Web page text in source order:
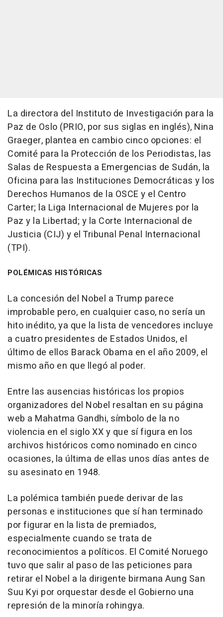
La directora del Instituto de Investigación para la
Paz de Oslo (PRIO, por sus siglas en inglés), Nina
Graeger, plantea en cambio cinco opciones: el
Comité para la Protección de los Periodistas, las
Salas de Respuesta a Emergencias de Sudán, la
Oficina para las Instituciones Democráticas y los
Derechos Humanos de la OSCE y el Centro
Carter; la Liga Internacional de Mujeres por la
Paz y la Libertad; y la Corte Internacional de
Justicia (CIJ) y el Tribunal Penal Internacional
(TPI).
POLÉMICAS HISTÓRICAS
La concesión del Nobel a Trump parece
improbable pero, en cualquier caso, no sería un
hito inédito, ya que la lista de vencedores incluye
a cuatro presidentes de Estados Unidos, el
último de ellos Barack Obama en el año 2009, el
mismo año en que llegó al poder.
Entre las ausencias históricas los propios
organizadores del Nobel resaltan en su página
web a Mahatma Gandhi, símbolo de la no
violencia en el siglo XX y que sí figura en los
archivos históricos como nominado en cinco
ocasiones, la última de ellas unos días antes de
su asesinato en 1948.
La polémica también puede derivar de las
personas e instituciones que sí han terminado
por figurar en la lista de premiados,
especialmente cuando se trata de
reconocimientos a políticos. El Comité Noruego
tuvo que salir al paso de las peticiones para
retirar el Nobel a la dirigente birmana Aung San
Suu Kyi por orquestar desde el Gobierno una
represión de la minoría rohingya.